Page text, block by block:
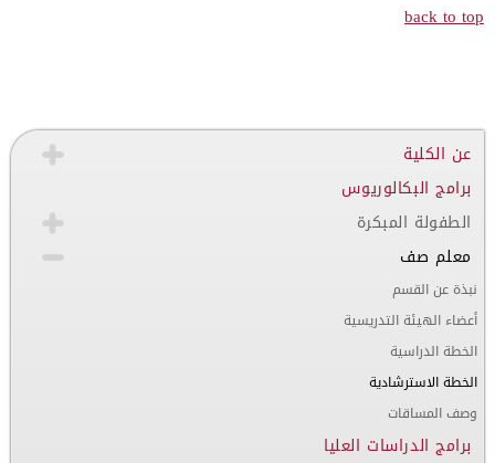
back to top
عن الكلية
برامج البكالوريوس
الطفولة المبكرة
معلم صف
نبذة عن القسم
أعضاء الهيئة التدريسية
الخطة الدراسية
الخطة الاسترشادية
وصف المساقات
برامج الدراسات العليا